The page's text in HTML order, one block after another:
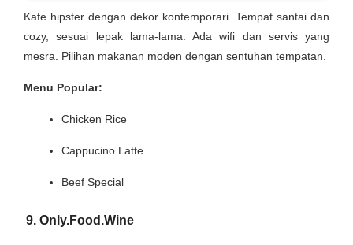
Kafe hipster dengan dekor kontemporari. Tempat santai dan
cozy, sesuai lepak lama-lama. Ada wifi dan servis yang
mesra. Pilihan makanan moden dengan sentuhan tempatan.
Menu Popular:
Chicken Rice
Cappucino Latte
Beef Special
9. Only.Food.Wine